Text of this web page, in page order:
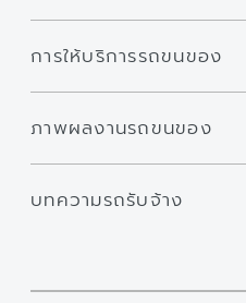
การให้บริการรถขนของ
ภาพผลงานรถขนของ
บทความรถรับจ้าง